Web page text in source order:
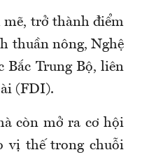
mẽ, trở thành điểm
thuần nông, Nghệ
Bắc Trung Bộ, liên
(FDI).
còn mở ra cơ hội
vị thế trong chuỗi